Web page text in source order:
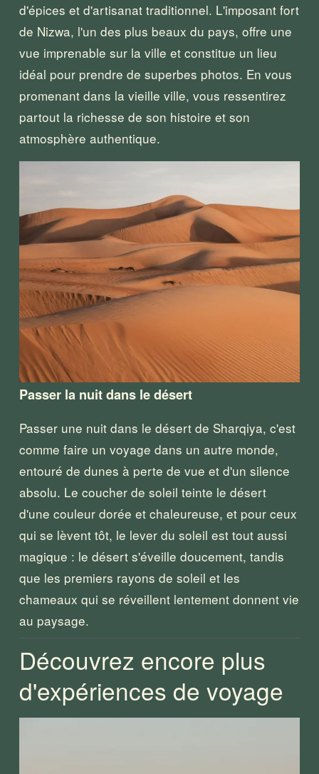
d'épices et d'artisanat traditionnel. L'imposant fort
de Nizwa, l'un des plus beaux du pays, offre une
vue imprenable sur la ville et constitue un lieu
idéal pour prendre de superbes photos. En vous
promenant dans la vieille ville, vous ressentirez
partout la richesse de son histoire et son
atmosphère authentique.
Passer la nuit dans le désert
Passer une nuit dans le désert de Sharqiya, c'est
comme faire un voyage dans un autre monde,
entouré de dunes à perte de vue et d'un silence
absolu. Le coucher de soleil teinte le désert
d'une couleur dorée et chaleureuse, et pour ceux
qui se lèvent tôt, le lever du soleil est tout aussi
magique : le désert s'éveille doucement, tandis
que les premiers rayons de soleil et les
chameaux qui se réveillent lentement donnent vie
au paysage.
Découvrez encore plus
d'expériences de voyage